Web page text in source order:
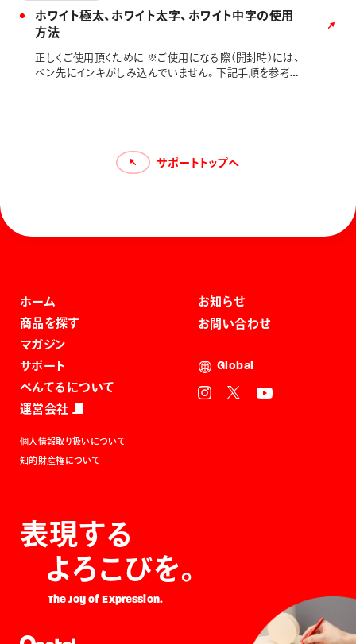
ホワイト極太、ホワイト太字、ホワイト中字の使用
方法
正しくご使用頂くために ※ご使用になる際（開封時）には、
ペン先にインキがしみ込んでいません。下記手順を参考に
サポートトップへ
ホーム
商品を探す
マガジン
サポート
ぺんてるについて
運営会社
お知らせ
お問い合わせ
Global
個人情報取り扱いについて
知的財産権について
表現する
よろこびを。
The Joy of Expression.